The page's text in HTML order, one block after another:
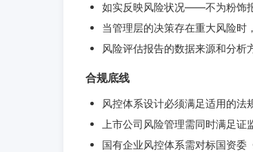
如实反映风险状况——不为粉饰
当管理层的决策存在重大风险时
风险评估报告的数据来源和分析
合规底线
风控体系设计必须满足适用的法
上市公司风险管理需同时满足证
国有企业风控体系需对标国资委